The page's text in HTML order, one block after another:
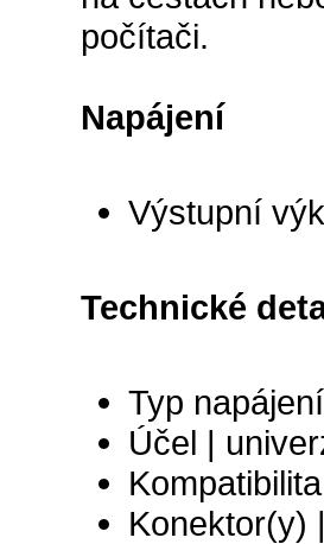
počítači.
Napájení
Výstupní
Technické
Typ
Účel |
Konektor(y)